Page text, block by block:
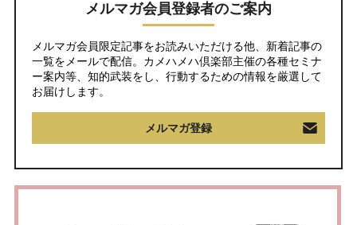
メルマガ会員登録者のご案内
メルマガ会員限定記事をお読みいただける他、新着記事の
一覧をメールで配信。カメハメハ倶楽部主催の各種セミナ
ー案内等、知的武装をし、行動するための情報を厳選して
お届けします。
メルマガ登録